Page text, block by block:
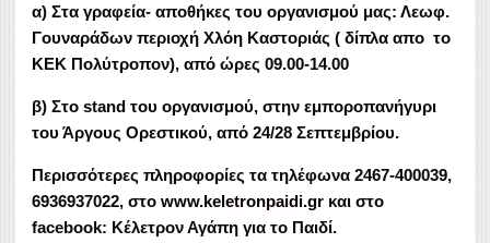
α) Στα γραφεία- αποθήκες του οργανισμού μας: Λεωφ.
Γουναράδων περιοχή Χλόη Καστοριάς ( δίπλα απο το
ΚΕΚ Πολύτροπον), από ώρες 09.00-14.00
β) Στο stand του οργανισμού, στην εμποροπανήγυρι
του Άργους Ορεστικού, από 24/28 Σεπτεμβρίου.
Περισσότερες πληροφορίες τα τηλέφωνα 2467-400039,
6936937022, στο www.keletronpaidi.gr και στο
facebook: Κέλετρον Αγάπη για το Παιδί.